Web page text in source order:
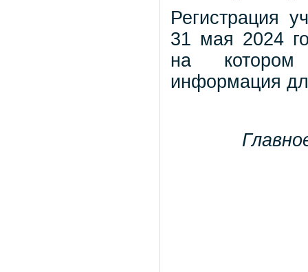
Регистрация
31 мая 2024
на котором
информация